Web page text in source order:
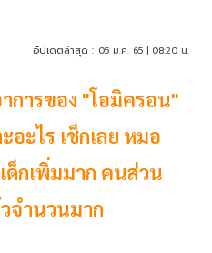
อัปเดตล่าสุด : 05 ม.ค. 65 | 08:20 น.
การของ "โอมิครอน"
อะไร เช็กเลย หมอ
ด็กเพิ่มมาก คนส่วน
จำนวนมาก